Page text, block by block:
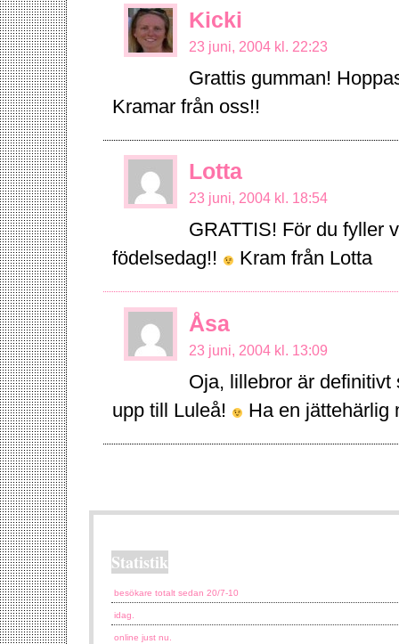
Kicki
23 juni, 2004 kl. 22:23
Grattis gumman!
Kramar från oss!!
Lotta
23 juni, 2004 kl. 18:54
GRATTIS! För du fyller
födelsedag!!
Kram från Lotta
Åsa
23 juni, 2004 kl. 13:09
Oja, lillebror är
upp till Luleå!
Ha en jättehärlig
Statistik
besökare totalt sedan 20/7-10
idag.
online just nu.